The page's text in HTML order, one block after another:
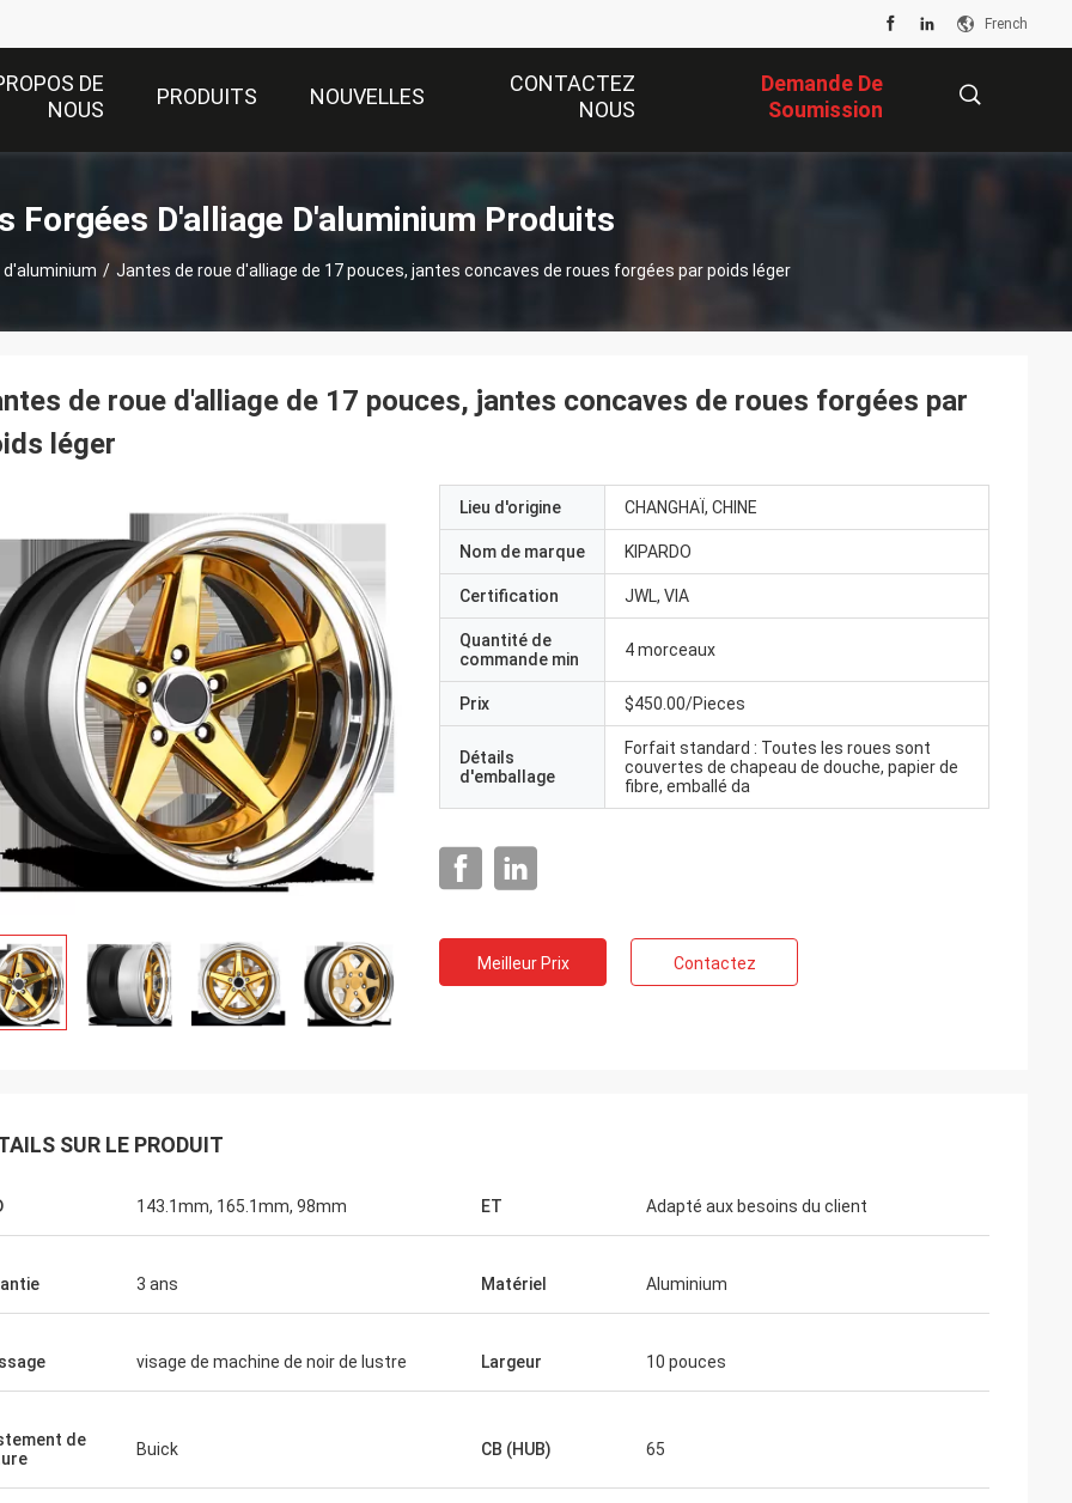
French
DE
NOUS
PRODUITS NOUVELLES
CONTACTEZ
NOUS
Demande De
Soumission
Forgées D'alliage D'aluminium Produits
/ Jantes de roue d'alliage de 17 pouces, jantes concaves de roues forgées par poids léger
de roue d'alliage de 17 pouces, jantes concaves de roues forgées par
léger
Lieu d'origine CHANGHAÏ, CHINE
Nom de marque KIPARDO
Certification JWL, VIA
Quantité de
commande min
4 morceaux
Prix $450.00/Pieces
Détails
d'emballage
Forfait standard : Toutes les roues sont
couvertes de chapeau de douche, papier de
fibre, emballé da
Meilleur Prix Contactez
SUR LE PRODUIT
143.1mm, 165.1mm, 98mm ET Adapté aux besoins du client
3 ans Matériel Aluminium
visage de machine de noir de lustre Largeur 10 pouces
de
Buick CB (HUB) 65